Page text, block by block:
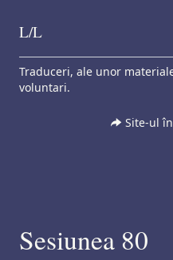
Skip to content
L/L
Traduceri, ale unor
voluntari.
Site-ul
Sesiunea 80